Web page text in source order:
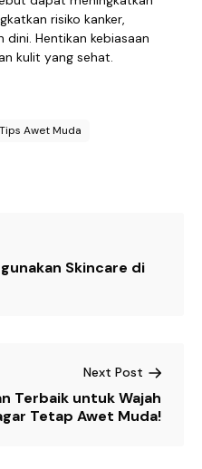
risiko kanker,
dini. Hentikan kebiasaan
kulit yang sehat.
Tips Awet Muda
Skincare di
Next Post
Terbaik untuk Wajah
Tetap Awet Muda!